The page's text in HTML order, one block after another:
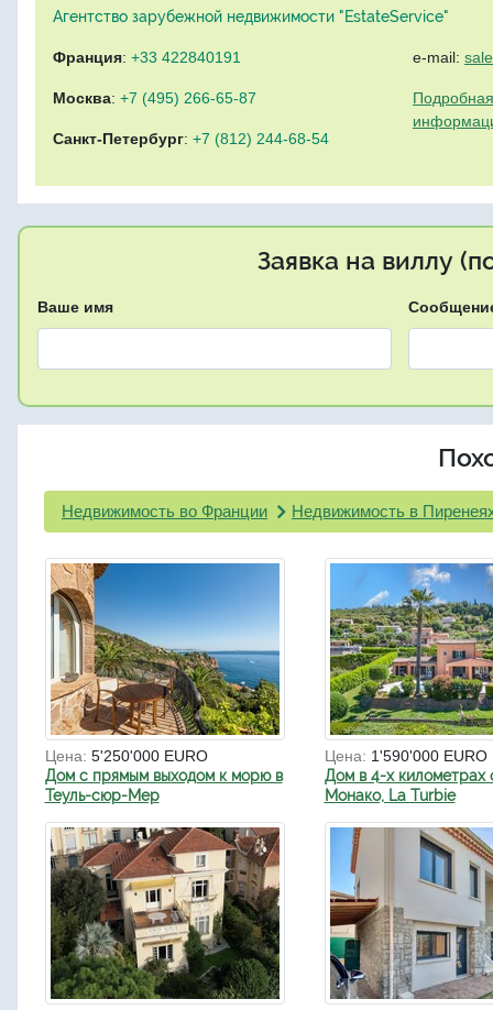
Агентство зарубежной недвижимости "EstateService"
Франция: +33 422840191
Москва: +7 (495) 266-65-87
Санкт-Петербург: +7 (812) 244-68-54
e-mail:
Заявка на виллу
Ваше имя
Недвижимость во Франции Недвижимость в
Цена: 5'250'000 EURO
Дом с прямым выходом к морю в
Теуль-сюр-Мер
Цена: 1'590'000 EURO
Дом в 4-х километрах
Монако, La Turbie